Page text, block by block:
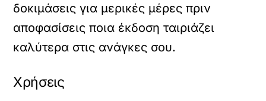
δοκιμάσεις για μερικές μέρες πριν
αποφασίσεις ποια έκδοση ταιριάζει
καλύτερα στις ανάγκες σου.
Χρήσεις